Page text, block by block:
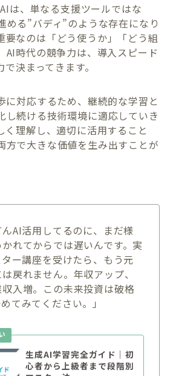
は、単なる支援ツールではな
める”バディ”のような存在になり
要なのは「どう使うか」「どう組
AI時代の競争力は、導入スピード
決まってきます。
に対応するため、継続的な学習と
し続ける技術環境に適応していき
く理解し、適切に活用すること
方で大きな価値を生み出すことが
んAI活用してるのに、まだ様
れてからでは遅いんです。実
ー講座を受けたら、もう元
戻れません。年収アップ、
入増。この未来投資は破格
てみてください。」
生成AI学習完全ガイド｜初
心者から上級者まで段階別